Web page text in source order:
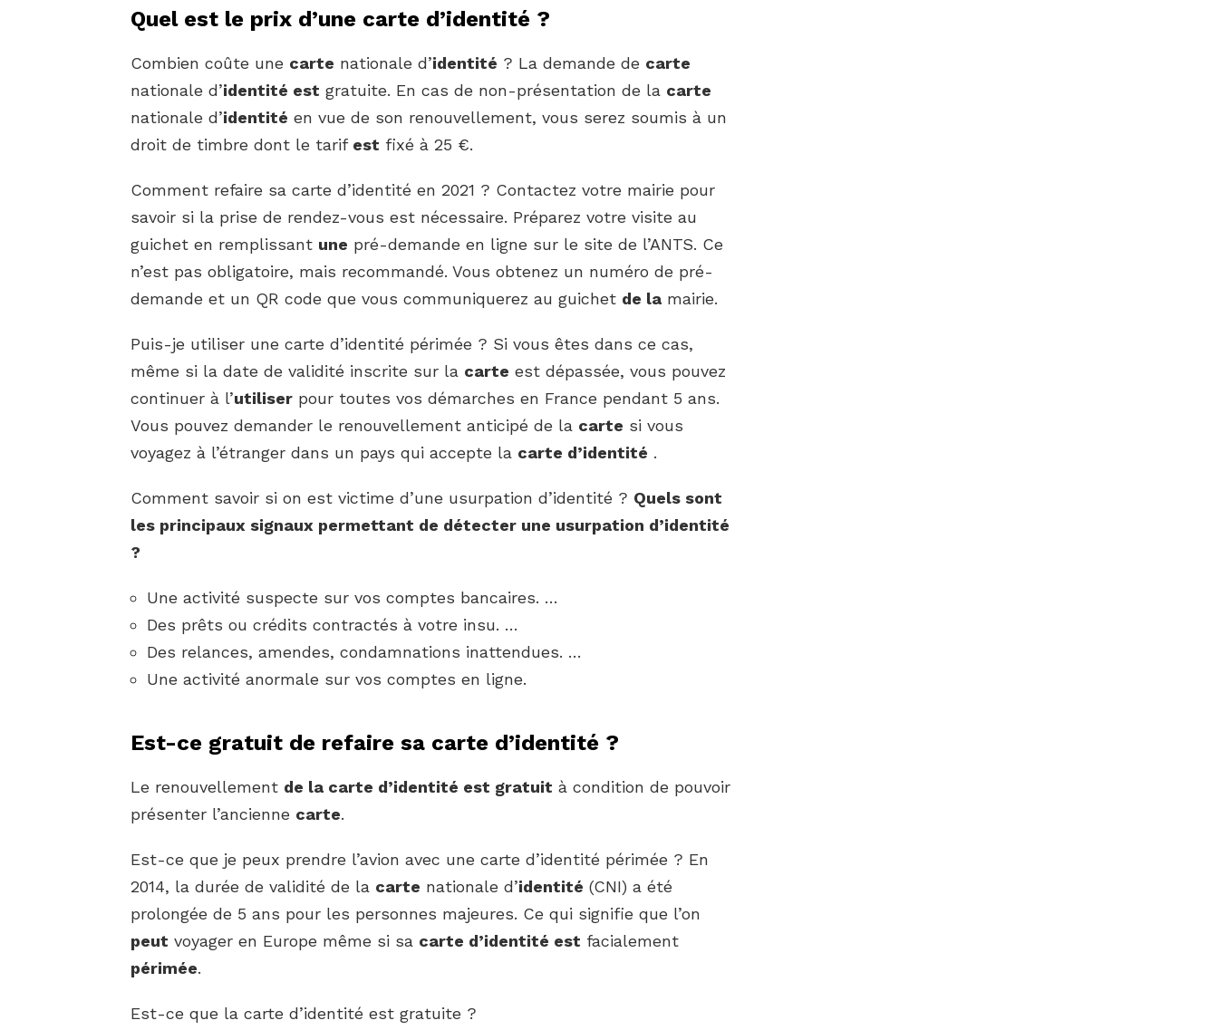
Quel est le prix d’une carte d’identité ?
Combien coûte une carte nationale d’identité ? La demande de carte
nationale d’identité est gratuite. En cas de non-présentation de la carte
nationale d’identité en vue de son renouvellement, vous serez soumis à un
droit de timbre dont le tarif est fixé à 25 €.
Comment refaire sa carte d’identité en 2021 ? Contactez votre mairie pour
savoir si la prise de rendez-vous est nécessaire. Préparez votre visite au
guichet en remplissant une pré-demande en ligne sur le site de l’ANTS. Ce
n’est pas obligatoire, mais recommandé. Vous obtenez un numéro de pré-
demande et un QR code que vous communiquerez au guichet de la mairie.
Puis-je utiliser une carte d’identité périmée ? Si vous êtes dans ce cas,
même si la date de validité inscrite sur la carte est dépassée, vous pouvez
continuer à l’utiliser pour toutes vos démarches en France pendant 5 ans.
Vous pouvez demander le renouvellement anticipé de la carte si vous
voyagez à l’étranger dans un pays qui accepte la carte d’identité .
Comment savoir si on est victime d’une usurpation d’identité ? Quels sont
les principaux signaux permettant de détecter une usurpation d’identité
?
Une activité suspecte sur vos comptes bancaires. …
Des prêts ou crédits contractés à votre insu. …
Des relances, amendes, condamnations inattendues. …
Une activité anormale sur vos comptes en ligne.
Est-ce gratuit de refaire sa carte d’identité ?
Le renouvellement de la carte d’identité est gratuit à condition de pouvoir
présenter l’ancienne carte.
Est-ce que je peux prendre l’avion avec une carte d’identité périmée ? En
2014, la durée de validité de la carte nationale d’identité (CNI) a été
prolongée de 5 ans pour les personnes majeures. Ce qui signifie que l’on
peut voyager en Europe même si sa carte d’identité est facialement
périmée.
Est-ce que la carte d’identité est gratuite ?